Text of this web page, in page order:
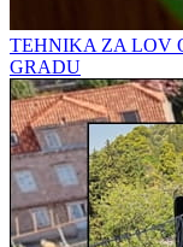
TEHNIKA ZA LOV
GRADU